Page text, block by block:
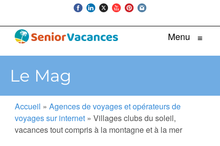
Menu ≡
Le Mag
Accueil » Agences de voyages et opérateurs de
voyages sur internet » Villages clubs du soleil,
vacances tout compris à la montagne et à la mer